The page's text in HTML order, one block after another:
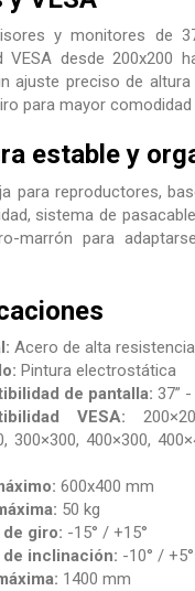
y monitores de
VESA desde 200x200
ajuste preciso de altura
para mayor comodidad
estable y
para reproductores,
sistema de
marrón para
Acero de alta resistencia
Pintura electrostática
de pantalla: 37” -
VESA:
300×300, 400×300,
600x400 mm
50 kg
giro: -15° / +15°
inclinación: -10° / +5°
1400 mm